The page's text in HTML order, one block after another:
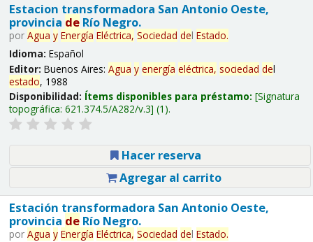
Estacion transformadora San Antonio Oeste,
provincia deRío Negro.
por Agua y Energía Eléctrica, Sociedad del Estado.
Idioma: Español
Editor: Buenos Aires: Agua y energía eléctrica, sociedad del
estado, 1988
Disponibilidad: Ítems disponibles para préstamo: Signatura
topográfica: 621.374.5/A282/v.3 (1).
Hacer reserva
Agregar al carrito
Estación transformadora San Antonio Oeste,
provincia deRío Negro.
por Agua y Energía Eléctrica, Sociedad del Estado.